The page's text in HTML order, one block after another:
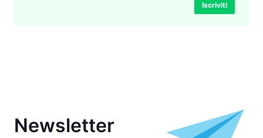
Iscriviti
Newsletter